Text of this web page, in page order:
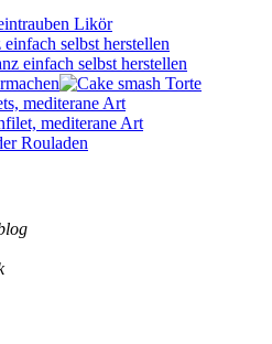
selbst herstellen
mediterane Art